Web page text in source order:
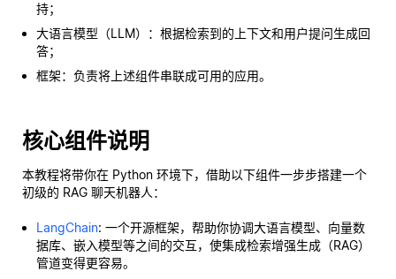
持；
大语言模型（LLM）：根据检索到的上下文和用户提问生成回
答；
框架：负责将上述组件串联成可用的应用。
核心组件说明
本教程将带你在 Python 环境下，借助以下组件一步步搭建一个
初级的 RAG 聊天机器人：
LangChain: 一个开源框架，帮助你协调大语言模型、向量数
据库、嵌入模型等之间的交互，使集成检索增强生成（RAG）
管道变得更容易。